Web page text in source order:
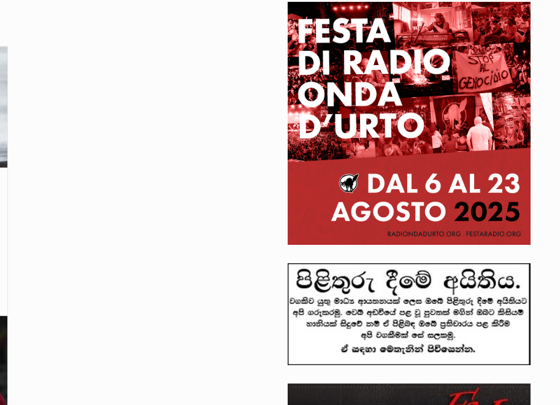
ඉකුත් වසර පහක කාලය තුලදී (2020 ජනවාරි 01 සිට 2025 දෙසැම්බර්…
තුවාල ලැබූ බව කියන රැඳවියන් ගණන ඉහළ ගොස් තිබේ. ඒ…
සූම් සංවාදය පැවැත්වෙන්නේ "කතා කරන මහ වැව" නම් නකතාවක්…
විනිශ්චයකාරවරුන්ගේ විශ්‍රාම යෑමේ වයස සම්බන්ධයෙන් නිහඬව සිටින ලෙස තමාට දැනුම් දුන්…
සහ හිටපු ආරක්ෂක අමාත්‍යංශ ලේකම් හේමසිරි ප්‍රනාන්දු විශේෂ ත්‍රිපුද්ගල මහාධිකරණය විසින්…
වූ වසර තුළ ලොව පුරා විවිධ තනතුරු නාම වලින්…
අඩවියක සැරිසරා ලද ආස්වාදනීය මොහොතක සිංහාවලෝකනයකි .කෙටි කවියක දිගු බර…
වන ජනතා විමුක්ති පෙරමුණේ කාලයක පටන් තිබුණු ප්‍රධාන සටන් පාඨයක් වූවේ…